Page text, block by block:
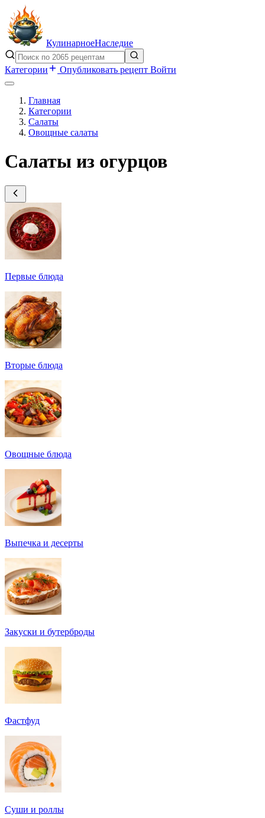
КулинарноеНаследие
Категории Опубликовать рецепт Войти
Главная
Категории
Салаты
Овощные салаты
Салаты из огурцов
Первые блюда
Вторые блюда
Овощные блюда
Выпечка и десерты
Закуски и бутерброды
Фастфуд
Суши и роллы